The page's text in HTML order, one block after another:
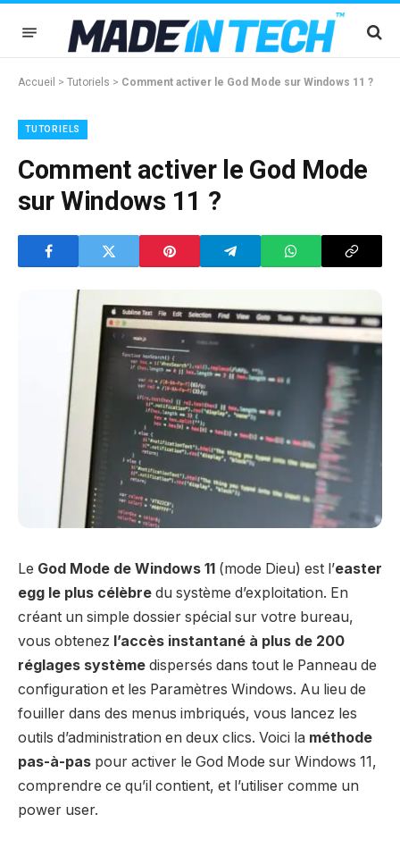
Accueil > Tutoriels > Comment activer le God Mode sur Windows 11 ?
TUTORIELS
Comment activer le God Mode
sur Windows 11 ?
Le God Mode de Windows 11 (mode Dieu) est l’easter
egg le plus célèbre du système d’exploitation. En
créant un simple dossier spécial sur votre bureau,
vous obtenez l’accès instantané à plus de 200
réglages système dispersés dans tout le Panneau de
configuration et les Paramètres Windows. Au lieu de
fouiller dans des menus imbriqués, vous lancez les
outils d’administration en deux clics. Voici la méthode
pas-à-pas pour activer le God Mode sur Windows 11,
comprendre ce qu’il contient, et l’utiliser comme un
power user.